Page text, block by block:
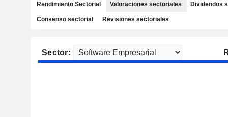
Rendimiento Sectorial Valoraciones sectoriales Dividendos
Consenso sectorial Revisiones sectoriales
Sector: